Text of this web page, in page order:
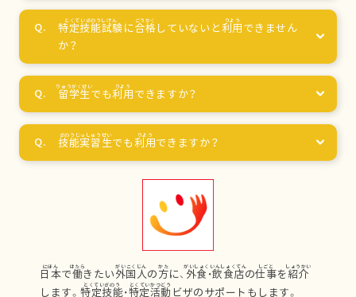
特定技能試験に合格 していないと利用 できません
か？
留学生でも利用 できますか？
技能実習生でも利用できますか？
日本で働きたい外国人の方に、 外食 ・飲食店の仕事を紹介
します。特定技能・特定活動 ビザのサポートもします。